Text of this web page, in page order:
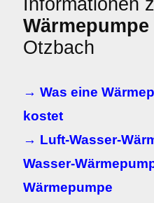
Informationen
Wärmepumpe
Otzbach
→ Was eine
kostet
→ Luft-Wasser-
Wasser-
Wärmepumpe